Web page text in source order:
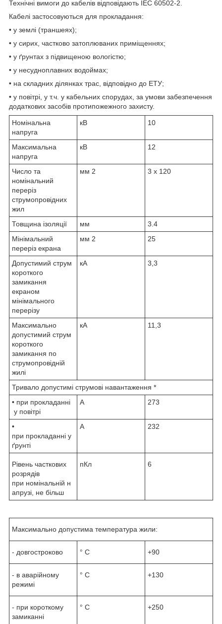
Технічні вимоги до кабелів відповідають IEC 60502-2.
Кабелі застосовуються для прокладання:
• у землі (траншеях);
• у сирих, частково затоплюваних приміщеннях;
• у ґрунтах з підвищеною вологістю;
• у несудноплавних водоймах;
• на складних ділянках трас, відповідно до ЕТУ;
• у повітрі, у т.ч. у кабельних спорудах, за умови забезпечення
додаткових засобів протипожежного захисту.
Номінальна
напруга
кВ 10
Максимальна
напруга
кВ 12
Число та
номінальний
переріз
струмопровідних
жил
мм 2 3 x 120
Товщина ізоляції мм
3.4
Мінімальний
переріз екрана
мм 2 25
Допустимий струм
короткого
замикання
екраном
мінімального
перерізу
кА 3,3
Максимально
допустимий струм
короткого
замикання по
струмопровідній
жилі
кА 11,3
Тривало допустимі струмові навантаження *
• при прокладанні
у повітрі
А 273
•
при прокладанні у
ґрунті
А 232
Рівень часткових
розрядів
при номінальній н
апрузі, не більш
пКл 6
Максимально допустима температура жили:
- довгостроково ° С +90
- в аварійному
режимі
° С +130
- при короткому
замиканні
° С +250